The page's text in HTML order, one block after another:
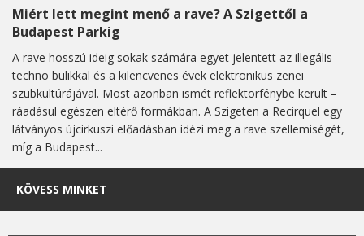
Miért lett megint menő a rave? A Szigettől a
Budapest Parkig
A rave hosszú ideig sokak számára egyet jelentett az illegális
techno bulikkal és a kilencvenes évek elektronikus zenei
szubkultúrájával. Most azonban ismét reflektorfénybe került –
ráadásul egészen eltérő formákban. A Szigeten a Recirquel egy
látványos újcirkuszi előadásban idézi meg a rave szellemiségét,
míg a Budapest...
KÖVESS MINKET